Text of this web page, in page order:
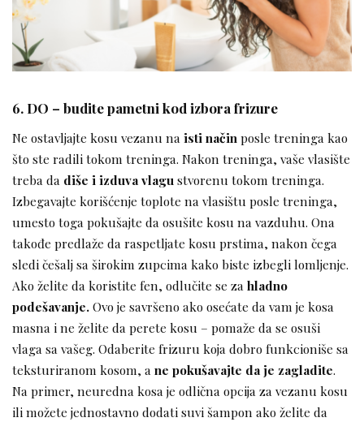
6. DO – budite pametni kod izbora frizure
Ne ostavljajte kosu vezanu naisti načinposle treninga kao
što ste radili tokom treninga. Nakon treninga, vaše vlasište
treba da diše i izduva vlagustvorenu tokom treninga.
Izbegavajte korišćenje toplote na vlasištu posle treninga,
umesto toga pokušajte da osušite kosu na vazduhu. Ona
takođe predlaže da raspetljate kosu prstima, nakon čega
sledi češalj sa širokim zupcima kako biste izbegli lomljenje.
Ako želite da koristite fen, odlučite se zahladno
podešavanje.Ovo je savršeno ako osećate da vam je kosa
masna i ne želite da perete kosu – pomaže da se osuši
vlaga sa vašeg. Odaberite frizuru koja dobro funkcioniše sa
teksturiranom kosom, ane pokušavajte da je zagladite.
Na primer, neuredna kosa je odlična opcija za vezanu kosu
ili možete jednostavno dodati suvi šampon ako želite da